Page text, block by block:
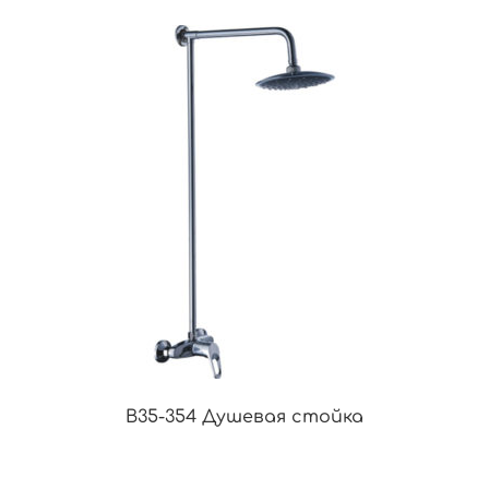
B35-354 Душевая стойка